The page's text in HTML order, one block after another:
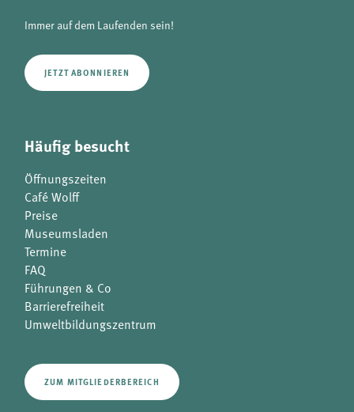
Immer auf dem Laufenden sein!
JETZT ABONNIEREN
Häufig besucht
Öffnungszeiten
Café Wolff
Preise
Museumsladen
Termine
FAQ
Führungen & Co
Barrierefreiheit
Umweltbildungszentrum
ZUM MITGLIEDERBEREICH